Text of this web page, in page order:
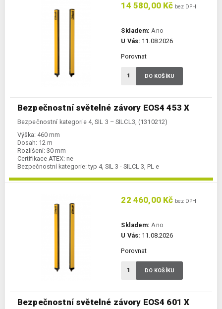
Bezpečnostní světelné závory EOS4 453 X
Bezpečnostní kategorie 4, SIL 3 – SILCL3, (1310212)
Výška: 460 mm
Dosah: 12 m
Rozlišení: 30 mm
Certifikace ATEX: ne
Bezpečnostní kategorie: typ 4, SIL 3 - SILCL 3, PL e
14 580,00 Kč bez DPH
Skladem: Ano
U Vás: 11.08.2026
Porovnat
DO KOŠÍKU
Bezpečnostní světelné závory EOS4 601 X
22 460,00 Kč bez DPH
Skladem: Ano
U Vás: 11.08.2026
Porovnat
DO KOŠÍKU